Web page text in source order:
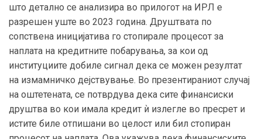
што детално се анализира во прилогот на ИРЛ е
разрешен уште во 2023 година. Друштвата по
сопствена иницијатива го стопирале процесот за
наплата на кредитните побарувања, за кои од
институциите добиле сигнал дека се можен резултат
на измамничко дејствување. Во презентираниот случај
на оштетената, се потврдува дека сите финансиски
друштва во кои имала кредит ѝ излегле во пресрет и
истите биле отпишани во целост или бил стопиран